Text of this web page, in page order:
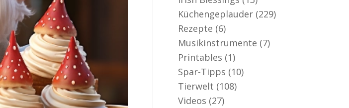
Küchengeplauder (229)
Rezepte (6)
Musikinstrumente (7)
Printables (1)
Spar-Tipps (10)
Tierwelt (108)
Videos (27)